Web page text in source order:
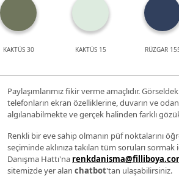
KAKTÜS 30 KAKTÜS 15 RÜZGAR
Paylaşımlarımız fikir verme amaçlıdır.
telefonların ekran özelliklerine, duvarın ve
algılanabilmekte ve gerçek halinden farklı
Renkli bir eve sahip olmanın püf noktalarını
seçiminde aklınıza takılan tüm soruları sormak
Danışma Hattı'na
sitemizde yer alan chatbot'tan ulaşabilirsiniz.